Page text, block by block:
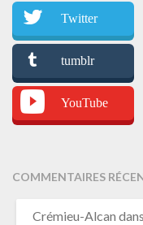
Twitter
tumblr
YouTube
COMMENTAIRES
Crémieu-Alcan dans